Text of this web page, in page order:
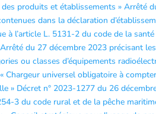
produits et établissements » Arrêté
dans la déclaration
à l’article L. 5131-2 du code de la
Arrêté du 27 décembre 2023 précisant
ou classes d’équipements
Chargeur universel obligatoire à
» Décret n° 2023-1277 du 26
3 du code rural et de la pêche